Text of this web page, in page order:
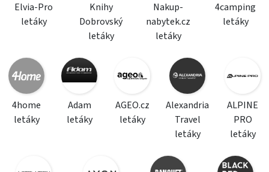
Elvia-Pro
letáky
Knihy
Dobrovský
letáky
Nakup-
nabytek.cz
letáky
4camping
letáky
4home
letáky
Adam
letáky
AGEO.cz
letáky
Alexandria
Travel
letáky
ALPINE
PRO
letáky